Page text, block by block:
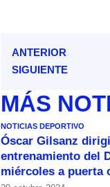
ANTERIOR
SIGUIENTE
MÁS
NOTICIAS DEPORTIVO
Óscar Gilsanz
entrenamiento del
miércoles a puerta